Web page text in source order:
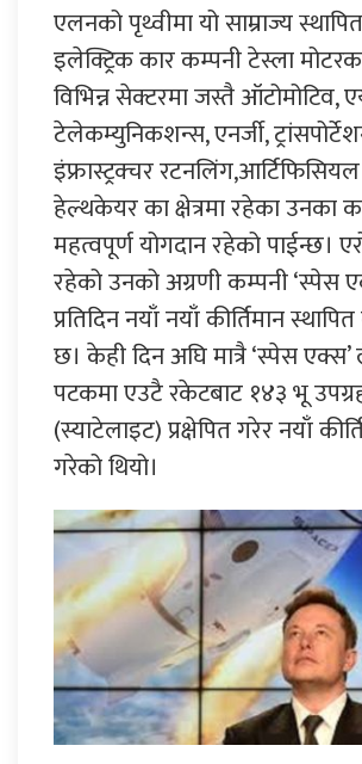
एलनको पृथ्वीमा यो साम्राज्य
इलेक्ट्रिक कार कम्पनी टेस्ला
विभिन्न सेक्टरमा जस्तै ऑटोमोटिव,
टेलेकम्युनिकशन्स, एनर्जी,
इंफ्रास्ट्रक्चर
हेल्थकेयर का क्षेत्रमा रहेका उनका
महत्वपूर्ण योगदान रहेको पाईन्छ।
रहेको उनको अग्रणी कम्पनी ‘स्पेस
प्रतिदिन नयाँ नयाँ कीर्तिमान
छ। केही दिन अघि मात्रै ‘स्पेस
पटकमा एउटै रकेटबाट १४३ भू
(स्याटेलाइट) प्रक्षेपित गरेर नयाँ
गरेको थियो।